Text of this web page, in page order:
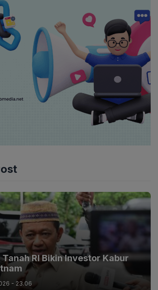
Tanah RI Bikin Investor Kabur
- 23.06